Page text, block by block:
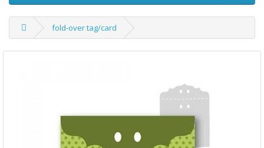
fold-over tag/card